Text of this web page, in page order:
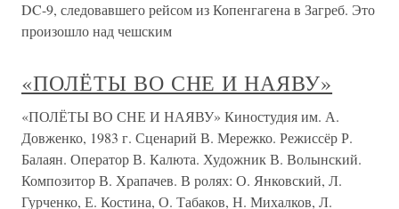
DC-9, следовавшего рейсом из Копенгагена в Загреб. Это
произошло над чешским
«ПОЛЁТЫ ВО СНЕ И НАЯВУ»
«ПОЛЁТЫ ВО СНЕ И НАЯВУ» Киностудия им. А.
Довженко, 1983 г. Сценарий В. Мережко. Режиссёр Р.
Балаян. Оператор В. Калюта. Художник В. Волынский.
Композитор В. Храпачев. В ролях: О. Янковский, Л.
Гурченко, Е. Костина, О. Табаков, Н. Михалков, Л.